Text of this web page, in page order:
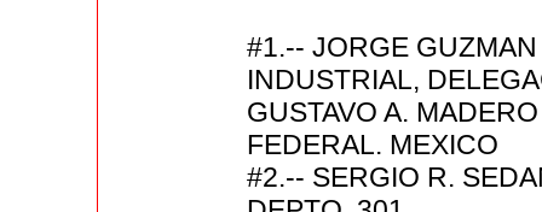
#1.-- JORGE
INDUSTRIAL,
GUSTAVO A.
FEDERAL. MEXICO
#2.-- SERGIO R.